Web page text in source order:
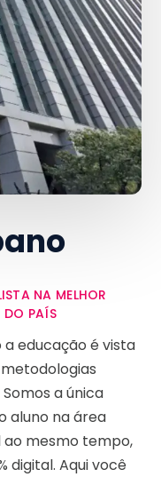
NA MELHOR
DO PAÍS
educação é vista
a única
aluno na área
mesmo tempo,
digital. Aqui você